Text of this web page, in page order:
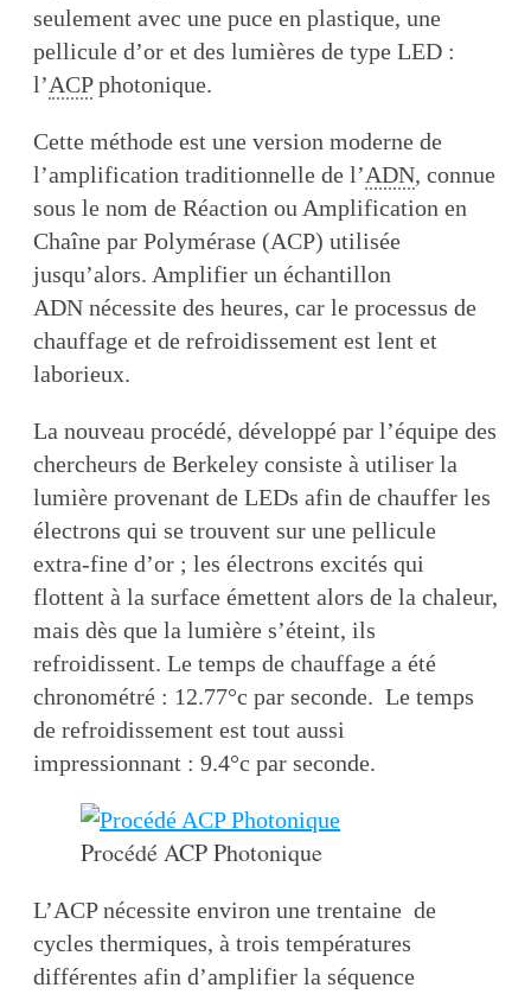
seulement avec une puce en plastique, une
pellicule d’or et des lumières de type LED :
l’ACPphotonique.
Cette méthode est une version moderne de
l’amplification traditionnelle de l’ADN, connue
sous le nom de Réaction ou Amplification en
Chaîne par Polymérase (ACP) utilisée
jusqu’alors. Amplifier un échantillon
ADN nécessite des heures, car le processus de
chauffage et de refroidissement est lent et
laborieux.
La nouveau procédé, développé par l’équipe des
chercheurs de Berkeley consiste à utiliser la
lumière provenant de LEDs afin de chauffer les
électrons qui se trouvent sur une pellicule
extra-fine d’or ; les électrons excités qui
flottent à la surface émettent alors de la chaleur,
mais dès que la lumière s’éteint, ils
refroidissent. Le temps de chauffage a été
chronométré : 12.77°c par seconde. Le temps
de refroidissement est tout aussi
impressionnant : 9.4°c par seconde.
Procédé ACP Photonique
L’ACP nécessite environ une trentaine de
cycles thermiques, à trois températures
différentes afin d’amplifier la séquence